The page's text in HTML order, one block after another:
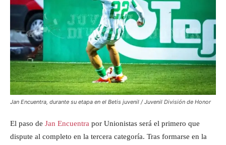
Jan Encuentra, durante su etapa en el Betis juvenil / Juvenil División de Honor
El paso de Jan Encuentra por Unionistas será el primero que
dispute al completo en la tercera categoría. Tras formarse en la